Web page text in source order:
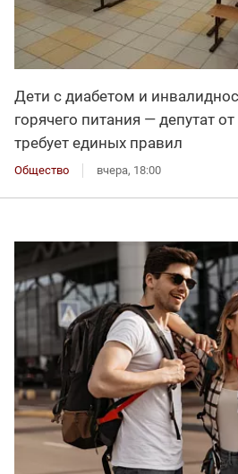
Дети с диабетом и
горячего питания — депутат
требует единых правил
Общество вчера, 18:00